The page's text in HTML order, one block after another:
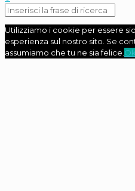
Utilizziamo i cookie per essere
esperienza sul nostro sito. Se
assumiamo che tu ne sia felice. Ok